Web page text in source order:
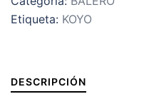
DE
CONTRAVUELTA
EN
PULGADAS
Etiqueta: KOYO
DESCRIPCIÓN